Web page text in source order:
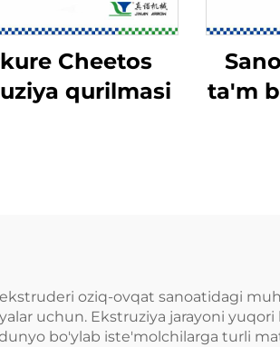
Cheetos
qurilmasi
ta'm
oziq-ovqat sanoatidagi
uchun. Ekstruziya jarayoni
bo'ylab iste'molchilarga turli